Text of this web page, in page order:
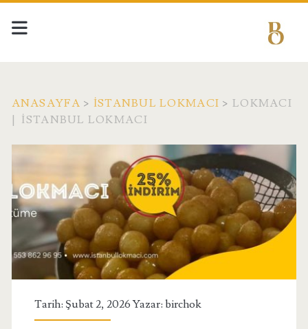
ANASAYFA > İSTANBUL LOKMACI > LOKMACI
| İSTANBUL LOKMACI
Tarih: Şubat 2, 2026 Yazar: birchok